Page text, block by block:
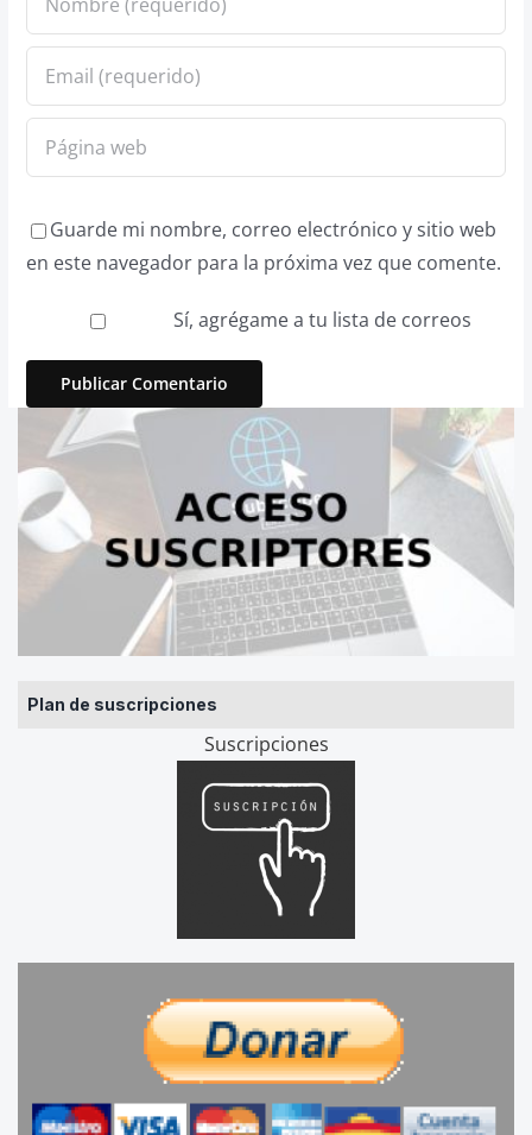
Plan de suscripciones
Suscripciones
Guarde mi nombre, correo electrónico y sitio web
en este navegador para la próxima vez que comente.
Sí, agrégame a tu lista de correos